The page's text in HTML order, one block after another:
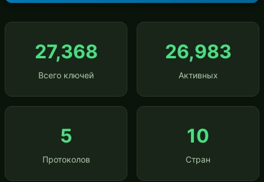
27,368
Всего ключей
26,983
Активных
5
Протоколов
10
Стран